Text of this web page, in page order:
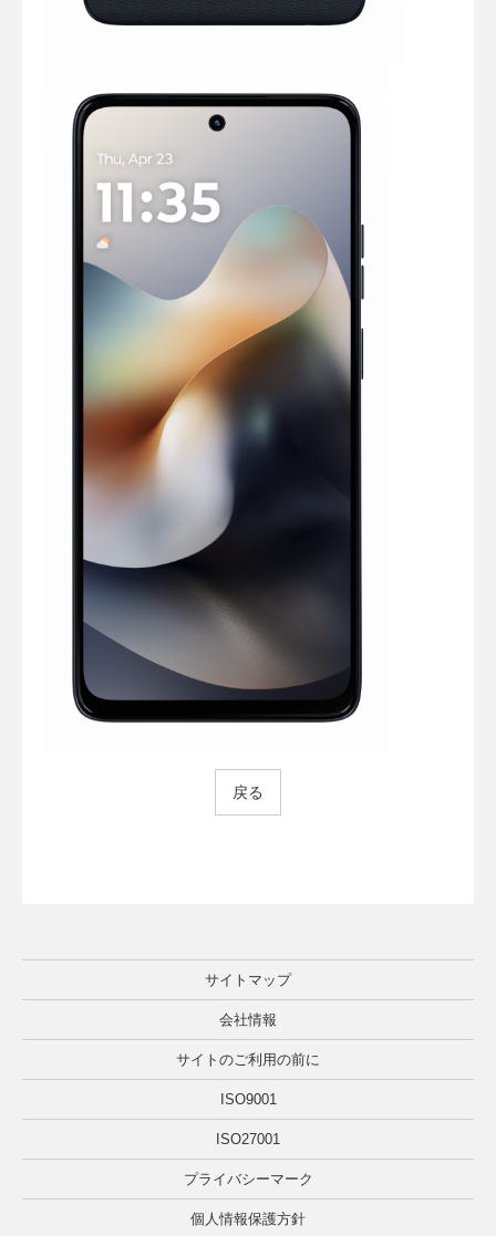
戻る
サイトマップ
会社情報
サイトのご利用の前に
ISO9001
ISO27001
プライバシーマーク
個人情報保護方針